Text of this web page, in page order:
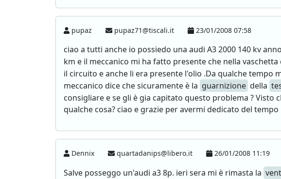
pupaz pupaz71@tiscali.it 23/01/2008 07:58
ciao a tutti anche io possiedo una audi A3 2000 140 kv
km e il meccanico mi ha fatto presente che nella
il circuito e anche li era presente l'olio .Da qualche
meccanico dice che sicuramente è la guarnizione della
consigliare e se gli è gia capitato questo problema ? Visto
qualche cosa? ciao e grazie per avermi dedicato del tempo
Dennix quartadanips@libero.it 26/01/2008 11:19
Salve posseggo un'audi a3 8p. ieri sera mi è rimasta la